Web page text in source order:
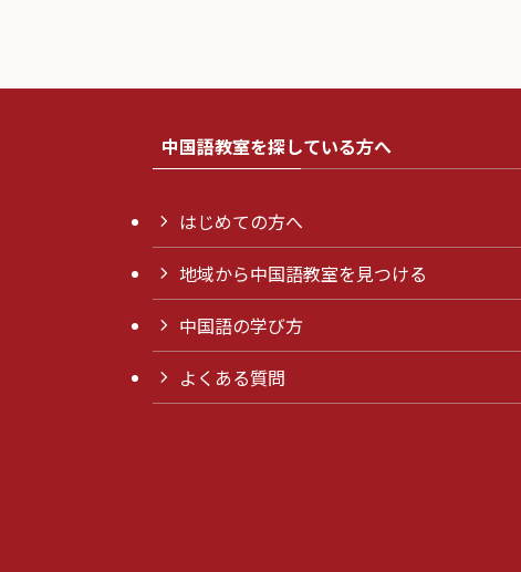
中国語教室を探している方へ
はじめての方へ
地域から中国語教室を見つける
中国語の学び方
よくある質問